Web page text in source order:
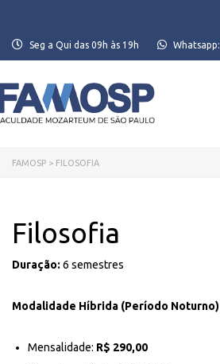
Seg a Qui das 09h às 19h Whatsapp:
FAMOSP > FILOSOFIA
Filosofia
Duração: 6 semestres
Modalidade Híbrida (Período Noturno)
Mensalidade: R$ 290,00